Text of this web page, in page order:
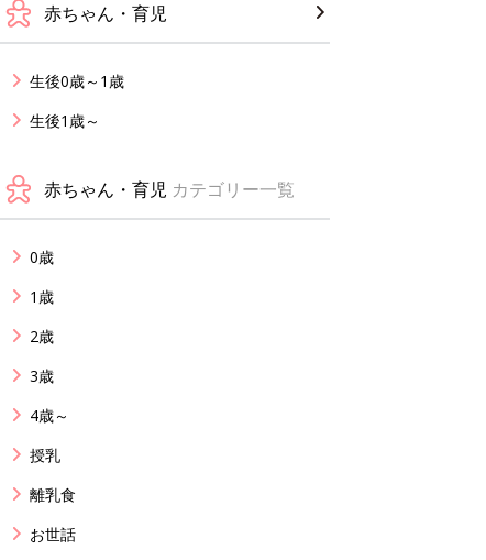
赤ちゃん・育児
生後0歳～1歳
生後1歳～
赤ちゃん・育児 カテゴリー一覧
0歳
1歳
2歳
3歳
4歳～
授乳
離乳食
お世話